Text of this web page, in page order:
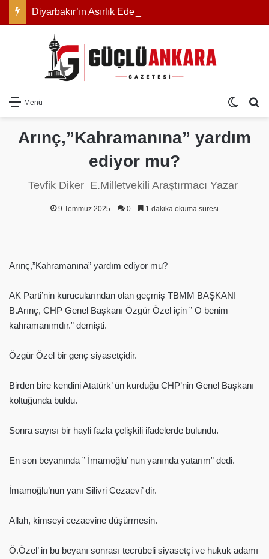
Menü Dış
Arınç,”Kahramanına” yardım
ediyor mu?
Tevfik Diker E.Milletvekili Araştırmacı Yazar
9 Temmuz 2025 0 1 dakika okuma süresi
Arınç,”Kahramanına” yardım ediyor mu?
AK Parti’nin kurucularından olan geçmiş TBMM BAŞKANI
B.Arınç, CHP Genel Başkanı Özgür Özel için ” O benim
kahramanımdır.” demişti.
Özgür Özel bir genç siyasetçidir.
Birden bire kendini Atatürk’ ün kurduğu CHP’nin Genel Başkanı
koltuğunda buldu.
Sonra sayısı bir hayli fazla çelişkili ifadelerde bulundu.
En son beyanında ” İmamoğlu’ nun yanında yatarım” dedi.
İmamoğlu’nun yanı Silivri Cezaevi’ dir.
Allah, kimseyi cezaevine düşürmesin.
Ö.Özel’ in bu beyanı sonrası tecrübeli siyasetçi ve hukuk adamı